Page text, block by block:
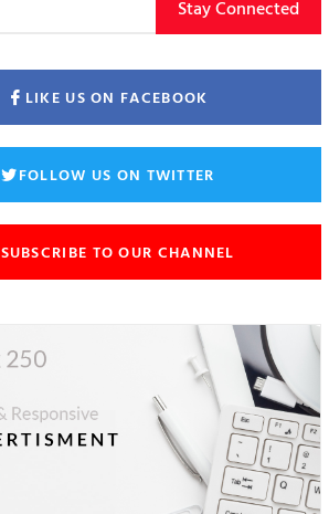
Stay Connected
LIKE US ON FACEBOOK
FOLLOW US ON TWITTER
SUBSCRIBE TO OUR CHANNEL